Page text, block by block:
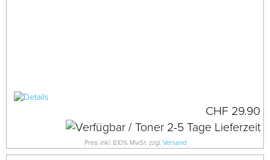
CHF 29.90
Preis inkl. 8.10% MwSt. zzgl. Versand